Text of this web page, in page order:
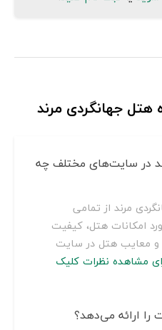
جهانگردی مرند
در سایت‌های مختلف چه
مرند از تمامی
امکانات هتل، کیفیت
و معایب هتل در سایت
مشاهده نظرات کلیک
را ارائه می‌دهد؟